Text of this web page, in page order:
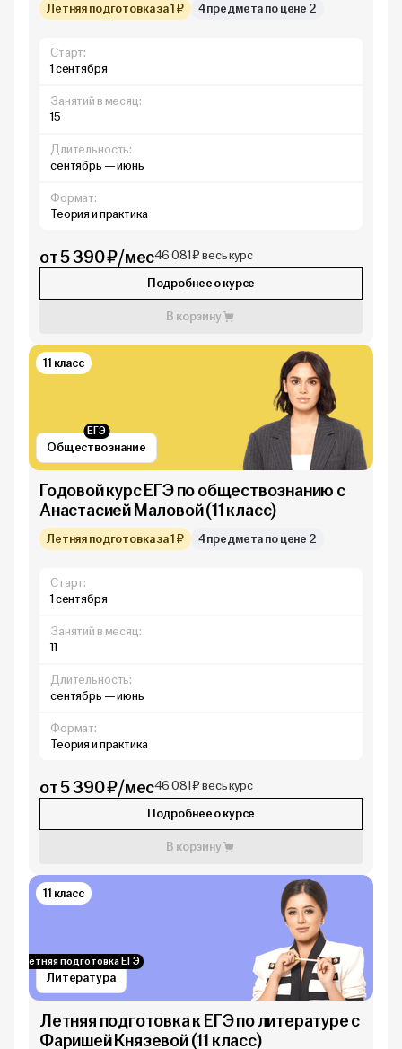
Летняя подготовка за 1 ₽ 4 предмета по цене 2
Старт:
1 сентября
Занятий в месяц:
15
Длительность:
сентябрь — июнь
Формат:
Теория и практика
от 5 390 ₽/мес46 081 ₽ весь курс
Подробнее о курсе
В корзину
Обществознание
ЕГЭ
11 класс
Годовой курс ЕГЭ по обществознанию с
Анастасией Маловой (11 класс)
Летняя подготовка за 1 ₽ 4 предмета по цене 2
Старт:
1 сентября
Занятий в месяц:
11
Длительность:
сентябрь — июнь
Формат:
Теория и практика
от 5 390 ₽/мес46 081 ₽ весь курс
Подробнее о курсе
В корзину
Литература
Летняя подготовка ЕГЭ
11 класс
Летняя подготовка к ЕГЭ по литературе с
Фаришей Князевой (11 класс)